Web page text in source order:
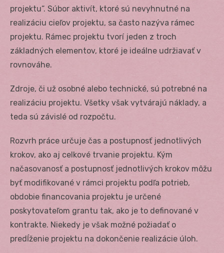
projektu“. Súbor aktivít, ktoré sú nevyhnutné na
realizáciu cieľov projektu, sa často nazýva rámec
projektu. Rámec projektu tvorí jeden z troch
základných elementov, ktoré je ideálne udržiavať v
rovnováhe.
Zdroje, či už osobné alebo technické, sú potrebné na
realizáciu projektu. Všetky však vytvárajú náklady, a
teda sú závislé od rozpočtu.
Rozvrh práce určuje čas a postupnosť jednotlivých
krokov, ako aj celkové trvanie projektu. Kým
načasovanosť a postupnosť jednotlivých krokov môžu
byť modifikované v rámci projektu podľa potrieb,
obdobie financovania projektu je určené
poskytovateľom grantu tak, ako je to definované v
kontrakte. Niekedy je však možné požiadať o
predĺženie projektu na dokončenie realizácie úloh.